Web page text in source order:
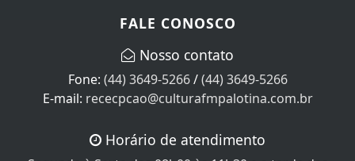
FALE CONOSCO
Nosso contato
Fone: (44) 3649-5266/(44) 3649-5266
E-mail: rececpcao@culturafmpalotina.com.br
Horário de atendimento